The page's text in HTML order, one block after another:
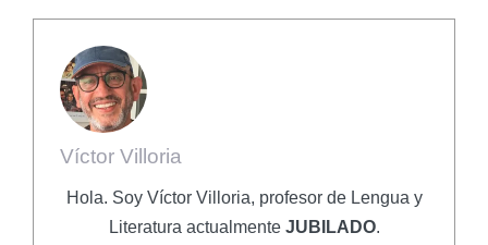
Víctor Villoria
Hola. Soy Víctor Villoria, profesor de Lengua y
Literatura actualmente JUBILADO.